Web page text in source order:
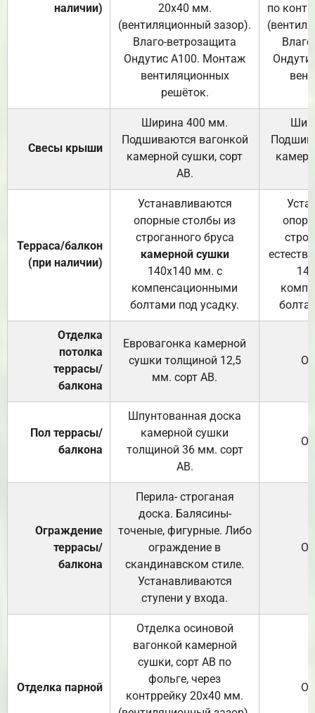
наличии)
20х40 мм.
(вентиляционный зазор).
Влаго-ветрозащита
Ондутис А100. Монтаж
вентиляционных
решёток.
по
Свесы крыши
Ширина 400 мм.
Подшиваются вагонкой
камерной сушки, сорт
АВ.
Терраса/балкон
(при наличии)
Устанавливаются
опорные столбы из
строганного бруса
камерной сушки
140х140 мм. с
компенсационными
болтами под усадку.
Отделка
потолка
террасы/
балкона
Евровагонка камерной
сушки толщиной 12,5
мм. сорт АВ.
Пол террасы/
балкона
Шпунтованная доска
камерной сушки
толщиной 36 мм. сорт
АВ.
Ограждение
террасы/
балкона
Перила- строганая
доска. Балясины-
точеные, фигурные. Либо
ограждение в
скандинавском стиле.
Устанавливаются
ступени у входа.
Отделка парной
Отделка осиновой
вагонкой камерной
сушки, сорт АВ по
фольге, через
контррейку 20х40 мм.